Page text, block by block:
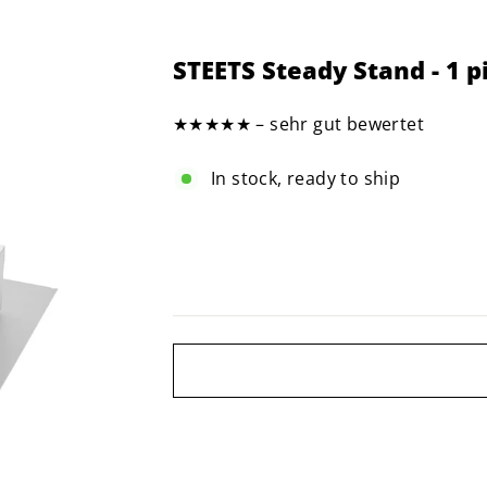
STEETS Steady Stand - 1
★★★★★ – sehr gut bewertet
In stock, ready to ship